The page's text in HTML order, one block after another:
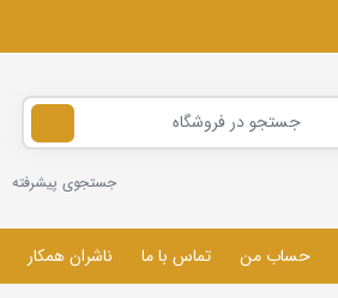
جستجوی پیشرفته
حساب من تماس با ما ناشران همکار